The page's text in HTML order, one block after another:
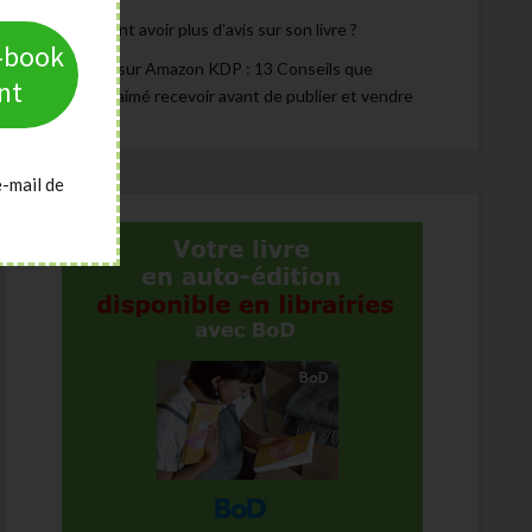
Comment avoir plus d’avis sur son livre ?
Publier sur Amazon KDP : 13 Conseils que
j’aurais aimé recevoir avant de publier et vendre
mail de